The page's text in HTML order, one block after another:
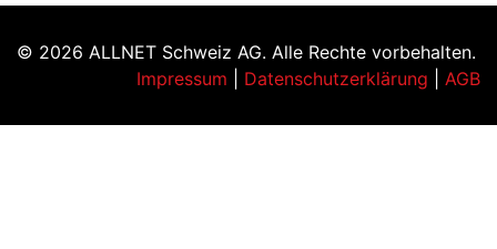
© 2026 ALLNET Schweiz AG. Alle Rechte vorbehalten.
Impressum
Datenschutzerklärung AGB